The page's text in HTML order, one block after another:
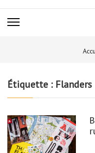
Étiquette : Flanders